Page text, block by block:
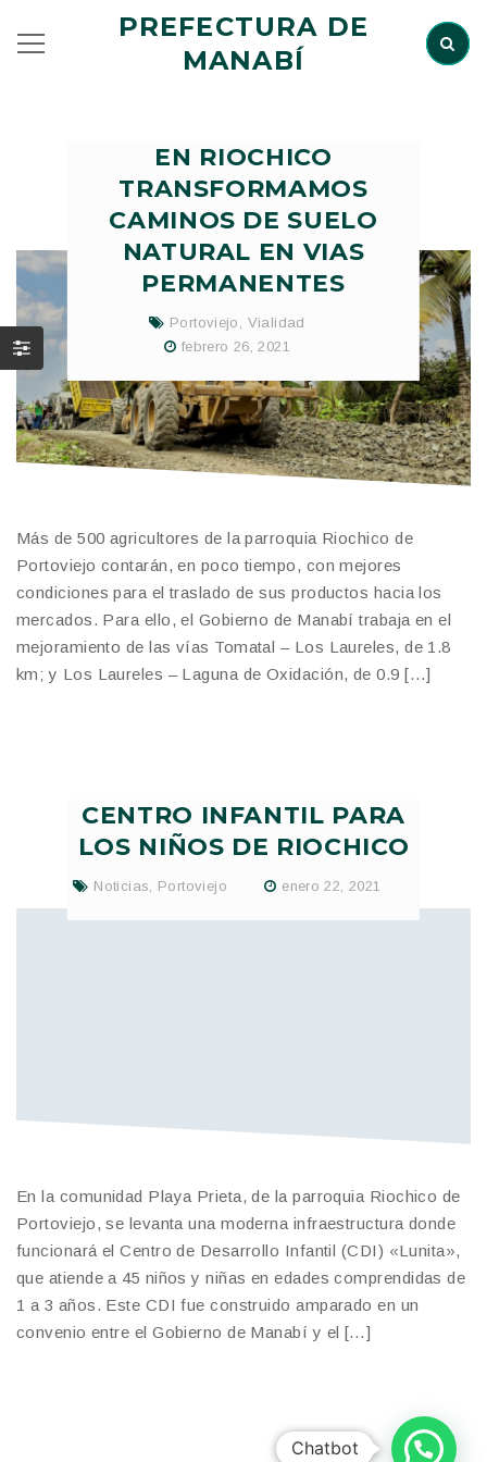
PREFECTURA DE
MANABÍ
EN RIOCHICO
TRANSFORMAMOS
CAMINOS DE SUELO
NATURAL EN VIAS
PERMANENTES
Portoviejo
Vialidad
febrero 26, 2021
Más de 500 agricultores de la parroquia Riochico de
Portoviejo contarán, en poco tiempo, con mejores
condiciones para el traslado de sus productos hacia los
mercados. Para ello, el Gobierno de Manabí trabaja en el
mejoramiento de las vías Tomatal – Los Laureles, de 1.8
km; y Los Laureles – Laguna de Oxidación, de 0.9 […]
CENTRO INFANTIL PARA
LOS NIÑOS DE RIOCHICO
Noticias Portoviejo enero 22, 2021
En la comunidad Playa Prieta, de la parroquia Riochico de
Portoviejo, se levanta una moderna infraestructura donde
funcionará el Centro de Desarrollo Infantil (CDI) «Lunita»,
que atiende a 45 niños y niñas en edades comprendidas de
1 a 3 años. Este CDI fue construido amparado en un
convenio entre el Gobierno de Manabí y el […]
Chatbot